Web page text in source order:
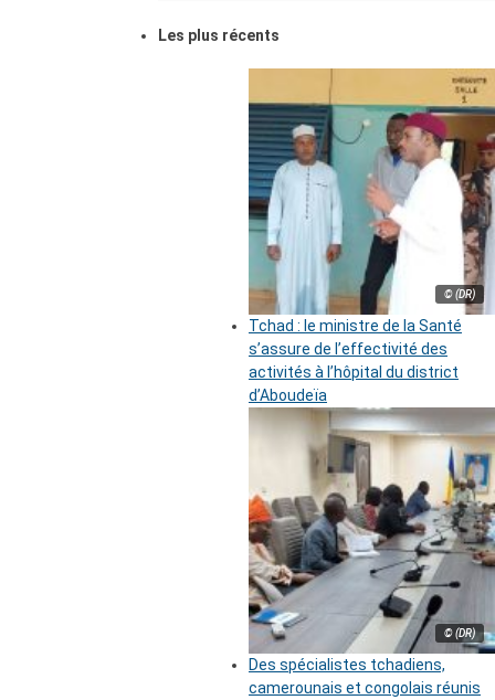
Les plus récents
© (DR)
Tchad : le ministre de la Santé
s’assure de l’effectivité des
activités à l’hôpital du district
d’Aboudeïa
© (DR)
Des spécialistes tchadiens,
camerounais et congolais réunis